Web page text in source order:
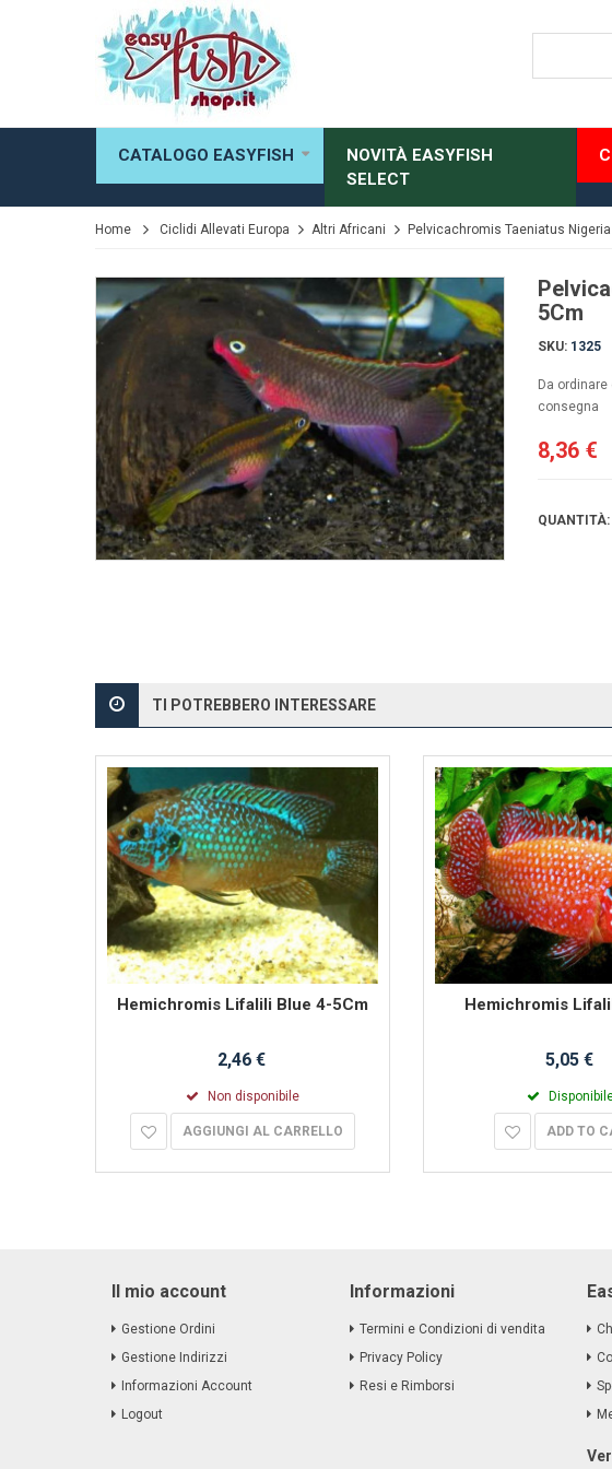
CATALOGO EASYFISH
NOVITÀ EASYFISH
SELECT
Home Ciclidi Allevati Europa Altri Africani Pelvicachromis Taeniatus Nigeria
5Cm
SKU: 1325
Da
consegna
8,36 €
QUANTITÀ:
TI POTREBBERO INTERESSARE
Hemichromis Lifalili Blue 4-5Cm
2,46 €
Non disponibile
AGGIUNGI AL CARRELLO
Hemichromis
5,05 €
ADD TO
Il mio account
Gestione Ordini
Gestione Indirizzi
Informazioni Account
Logout
Informazioni
Termini e Condizioni di vendita
Privacy Policy
Resi e Rimborsi